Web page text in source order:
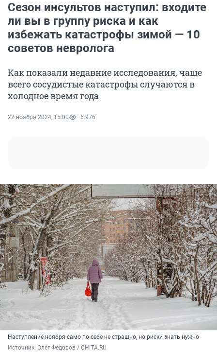
Cезон инсультов наступил: входите
ли вы в группу риска и как
избежать катастрофы зимой — 10
советов невролога
Как показали недавние исследования, чаще
всего сосудистые катастрофы случаются в
холодное время года
22 ноября 2024, 15:00 6 976
Наступление ноября само по себе не страшно, но риски знать нужно
Источник: Олег Федоров / CHITA.RU